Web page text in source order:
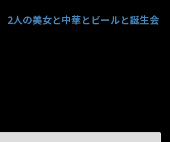
2人の美女と中華とビールと誕生会